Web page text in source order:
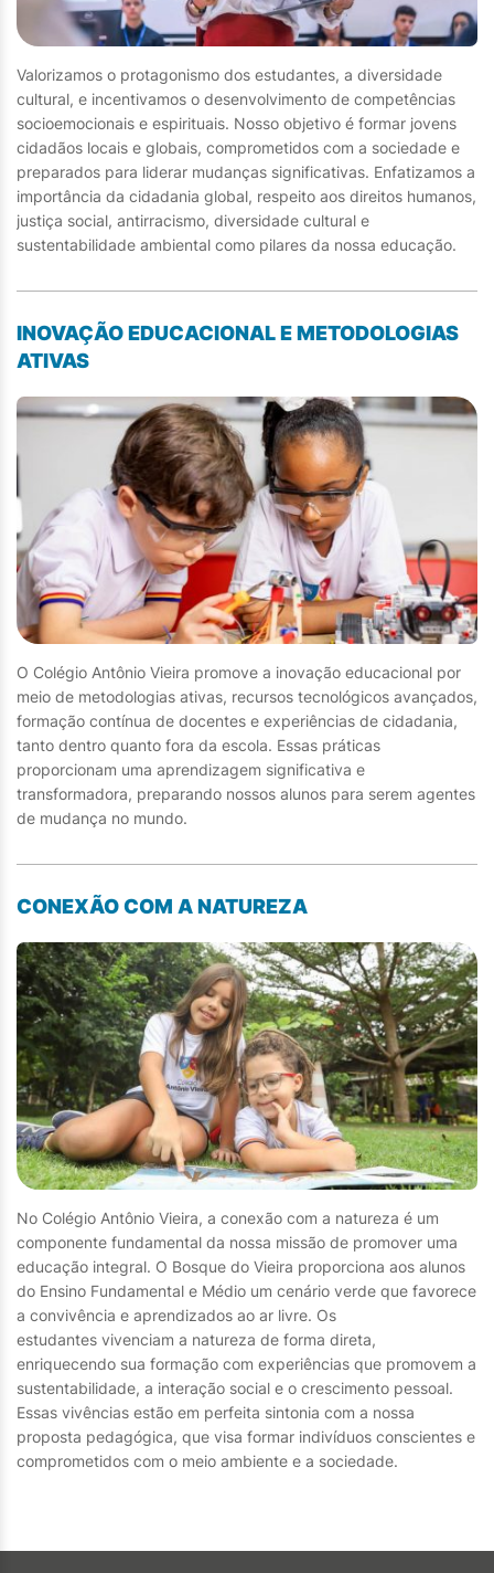
Valorizamos o protagonismo dos estudantes, a diversidade
cultural, e incentivamos o desenvolvimento de competências
socioemocionais e espirituais. Nosso objetivo é formar jovens
cidadãos locais e globais, comprometidos com a sociedade e
preparados para liderar mudanças significativas. Enfatizamos a
importância da cidadania global, respeito aos direitos humanos,
justiça social, antirracismo, diversidade cultural e
sustentabilidade ambiental como pilares da nossa educação.
INOVAÇÃO EDUCACIONAL E METODOLOGIAS
ATIVAS
O Colégio Antônio Vieira promove a inovação educacional por
meio de metodologias ativas, recursos tecnológicos avançados,
formação contínua de docentes e experiências de cidadania,
tanto dentro quanto fora da escola. Essas práticas
proporcionam uma aprendizagem significativa e
transformadora, preparando nossos alunos para serem agentes
de mudança no mundo.
CONEXÃO COM A NATUREZA
No Colégio Antônio Vieira, a conexão com a natureza é um
componente fundamental da nossa missão de promover uma
educação integral. O Bosque do Vieira proporciona aos alunos
do Ensino Fundamental e Médio um cenário verde que favorece
a convivência e aprendizados ao ar livre. Os
estudantes vivenciam a natureza de forma direta,
enriquecendo sua formação com experiências que promovem a
sustentabilidade, a interação social e o crescimento pessoal.
Essas vivências estão em perfeita sintonia com a nossa
proposta pedagógica, que visa formar indivíduos conscientes e
comprometidos com o meio ambiente e a sociedade.